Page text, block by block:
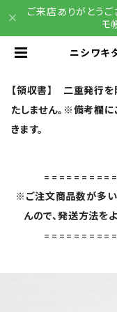
ご来店ありがとうご
モ
ニシワキ
【領収書】 二重発行
たしません。※備考欄
きます。
※ご注文商品数が多い
んので、発送方法を